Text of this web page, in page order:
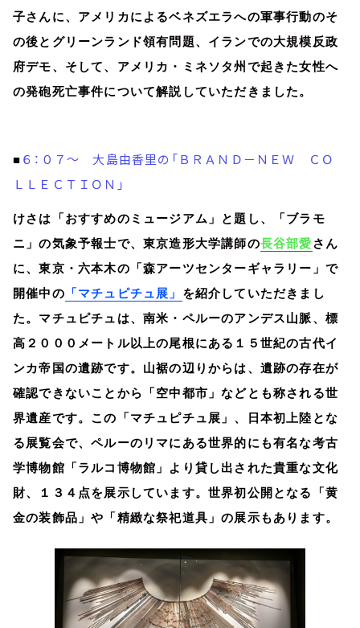
子さんに、アメリカによるベネズエラへの軍事行動のそ
の後とグリーンランド領有問題、イランでの大規模反政
府デモ、そして、アメリカ・ミネソタ州で起きた女性へ
の発砲死亡事件について解説していただきました。
■ ６：０７～ 大島由香里の「ＢＲＡＮＤ－ＮＥＷ ＣＯ
ＬＬＥＣＴＩＯＮ」
けさは「おすすめのミュージアム」と題し、「ブラモ
ニ」の気象予報士で、東京造形大学講師の長谷部愛 さん
に、東京・六本木の「森アーツセンターギャラリー」で
開催中の 「マチュピチュ展」 を紹介していただきまし
た。マチュピチュは、南米・ペルーのアンデス山脈、標
高２０００メートル以上の尾根にある１５世紀の古代イ
ンカ帝国の遺跡です。山裾の辺りからは、遺跡の存在が
確認できないことから「空中都市」などとも称される世
界遺産です。この「マチュピチュ展」、日本初上陸とな
る展覧会で、ペルーのリマにある世界的にも有名な考古
学博物館「ラルコ博物館」より貸し出された貴重な文化
財、１３４点を展示しています。世界初公開となる「黄
金の装飾品」や「精緻な祭祀道具」の展示もあります。